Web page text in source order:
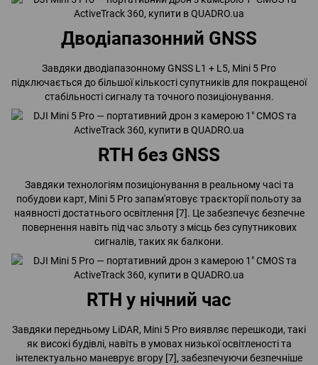
Дводіапазонний GNSS
Завдяки дводіапазонному GNSS L1 + L5, Mini 5 Pro
підключається до більшої кількості супутників для покращеної
стабільності сигналу та точного позиціонування.
RTH без GNSS
Завдяки технологіям позиціонування в реальному часі та
побудови карт, Mini 5 Pro запам'ятовує траєкторії польоту за
наявності достатнього освітлення [7]. Це забезпечує безпечне
повернення навіть під час зльоту з місць без супутникових
сигналів, таких як балкони.
RTH у нічний час
Завдяки передньому LiDAR, Mini 5 Pro виявляє перешкоди, такі
як високі будівлі, навіть в умовах низької освітленості та
інтелектуально маневрує вгору [7], забезпечуючи безпечніше